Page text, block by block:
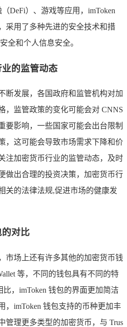
DeFi）、游戏等应用，imToken
采用了多种先进的安全技术和措
全和个人信息安全。
业的监管动态
断发展，各国政府和监管机构对加
，监管政策的变化可能会对 CNNS
要影响，一些国家可能会出台限制
，这可能会导致市场需求下降和价
注加密货币行业的监管动态，及时
做出合理的投资决策，加密货币行
关的法律法规,促进市场的健康发
的对比
市场上还有许多其他的加密货币钱
等，不同的钱包具有不同的特
比，imToken 钱包的界面更加简洁
，imToken 钱包支持的币种更加丰
管理更多类型的加密货币，与 Trus